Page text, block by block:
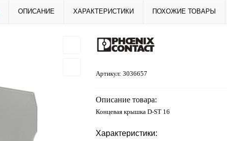
ОПИСАНИЕ ХАРАКТЕРИСТИКИ ПОХОЖИЕ ТОВАРЫ
Артикул: 3036657
Описание товара:
Концевая крышка D-ST 16
Характеристики: